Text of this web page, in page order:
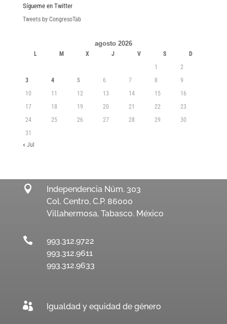
Sígueme en Twitter
Tweets by CongresoTab
agosto 2026
L M X J V S
D
1
2
3
4 5 6 7 8
9
10
11 12 13 14 15
16
17
18 19 20 21 22
23
24
25 26 27 28 29
30
31
« Jul

Independencia Núm. 303
Col. Centro, C.P. 86000
Villahermosa, Tabasco. México

993.312.9722
993.312.9611
993.312.9633
 Igualdad y equidad de género